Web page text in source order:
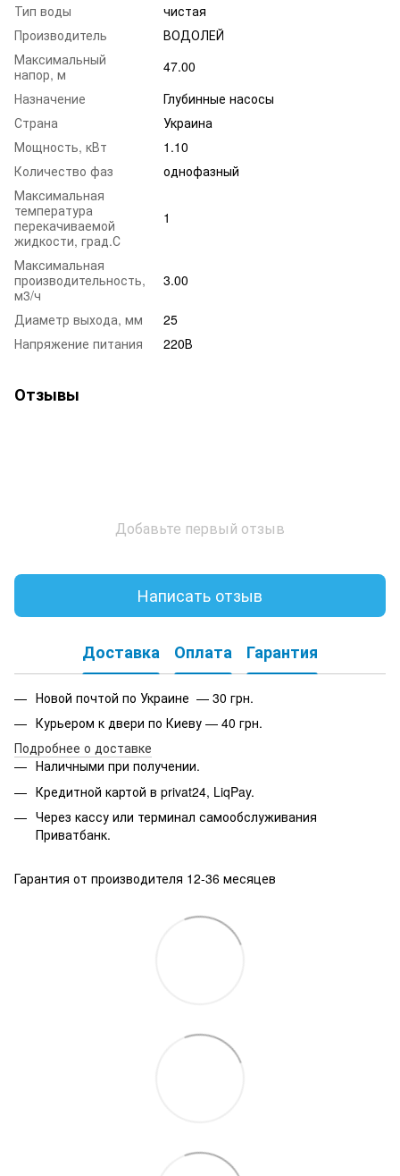
Тип воды
чистая
Производитель
ВОДОЛЕЙ
Максимальный
напор, м
47.00
Назначение
Глубинные насосы
Страна
Украина
Мощность, кВт
1.10
Количество фаз
однофазный
Максимальная
температура
перекачиваемой
жидкости, град.С
1
Максимальная
производительность,
м3/ч
3.00
Диаметр выхода, мм
25
Напряжение питания
220В
Отзывы
Добавьте первый отзыв
Написать отзыв
Доставка Оплата Гарантия
Новой почтой по Украине — 30 грн.
Курьером к двери по Киеву — 40 грн.
Подробнее о доставке
Наличными при получении.
Кредитной картой в privat24, LiqPay.
Через кассу или терминал самообслуживания
Приватбанк.
Гарантия от производителя 12-36 месяцев